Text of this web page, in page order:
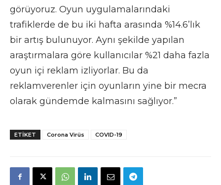
görüyoruz. Oyun uygulamalarındaki
trafiklerde de bu iki hafta arasında %14.6’lık
bir artış bulunuyor. Aynı şekilde yapılan
araştırmalara göre kullanıcılar %21 daha fazla
oyun içi reklam izliyorlar. Bu da
reklamverenler için oyunların yine bir mecra
olarak gündemde kalmasını sağlıyor.”
ETIKET Corona Virüs COVID-19